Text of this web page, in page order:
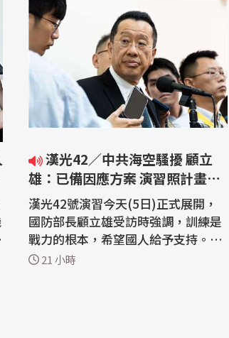
漢光42／中共海空騷擾 顧立
雄：已備因應方案 演習照計畫進
行
漢光42號演習今天(5日)正式展開，
國防部長顧立雄受訪時強調，訓練是
戰力的根本，希望國人給予支持。對
於共軍昨日在台海周遭展開「聯合戰
21 小時